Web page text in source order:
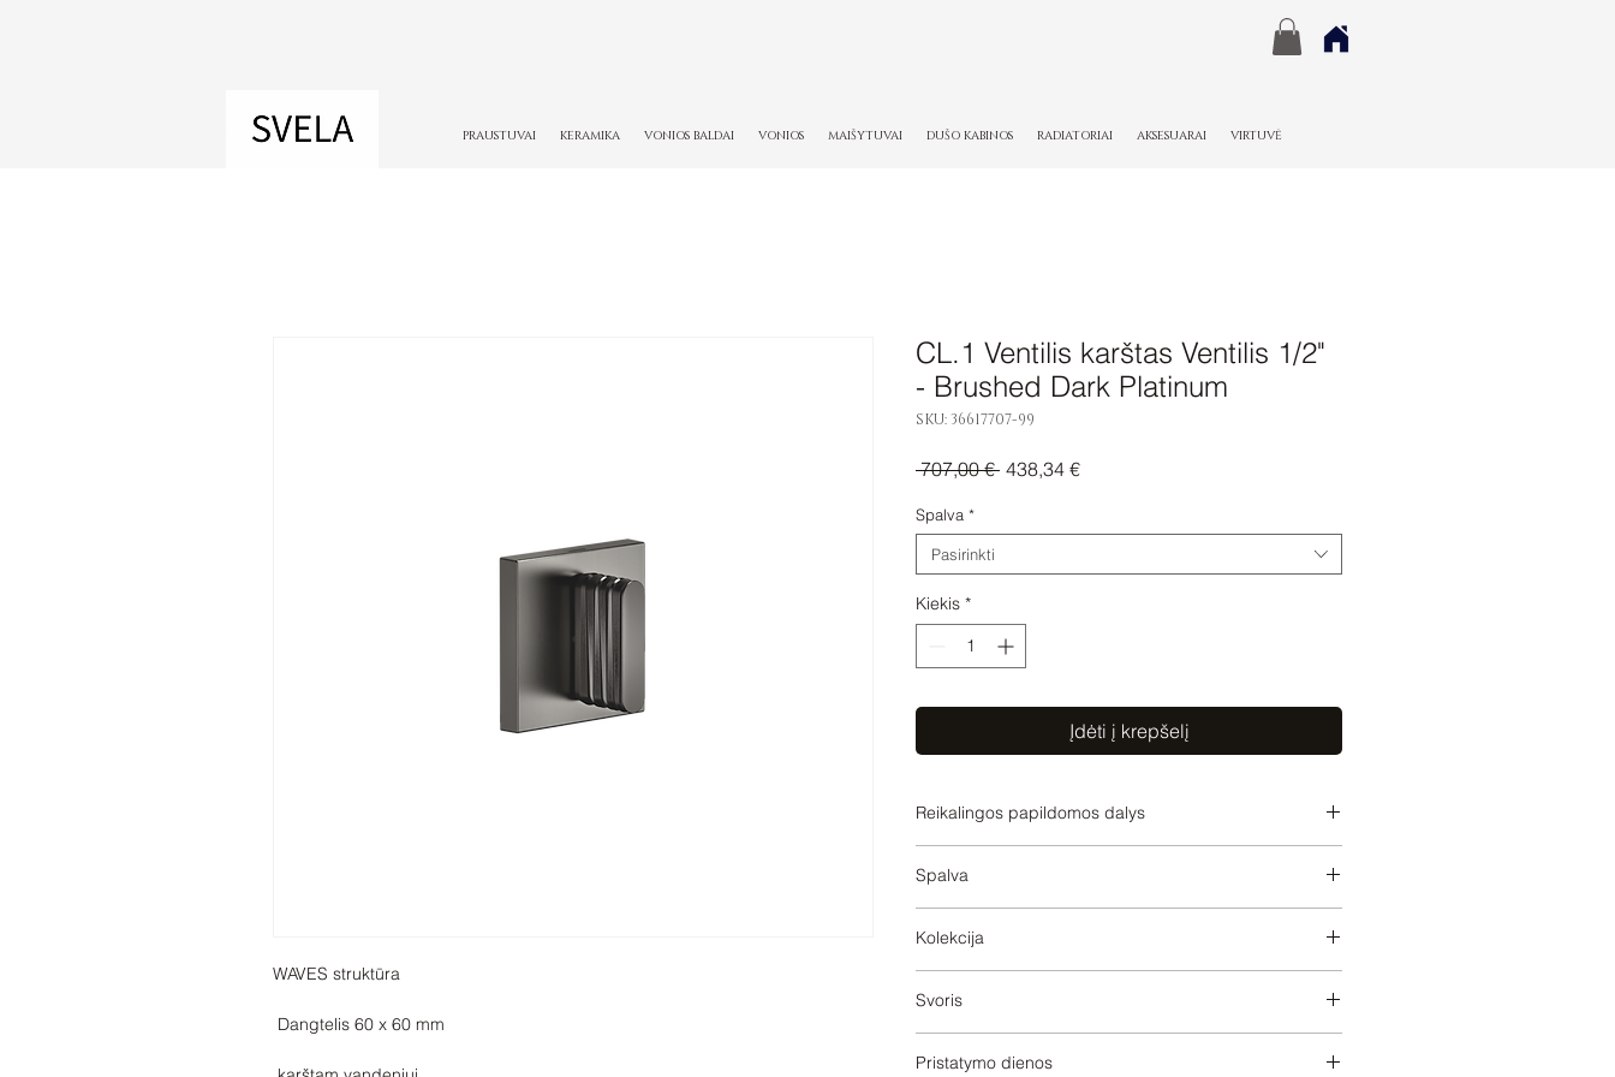
PRAUSTUVAI KERAMIKA VONIOS BALDAI VONIOS MAIŠYTUVAI DUŠO KABINOS RADIATORIAI AKSESUARAI VIRTUVĖ
CL.1 Ventilis karštas Ventilis 1/2"
- Brushed Dark Platinum
SKU: 36617707-99
707,00 € Įprastinė
438,34 €Pardavimo
Spalva *
Pasirinkti
Kiekis *
Įdėti į krepšelį
Reikalingos papildomos dalys
Spalva
Kolekcija
Svoris
Pristatymo dienos